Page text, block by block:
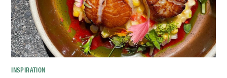
INSPIRATION